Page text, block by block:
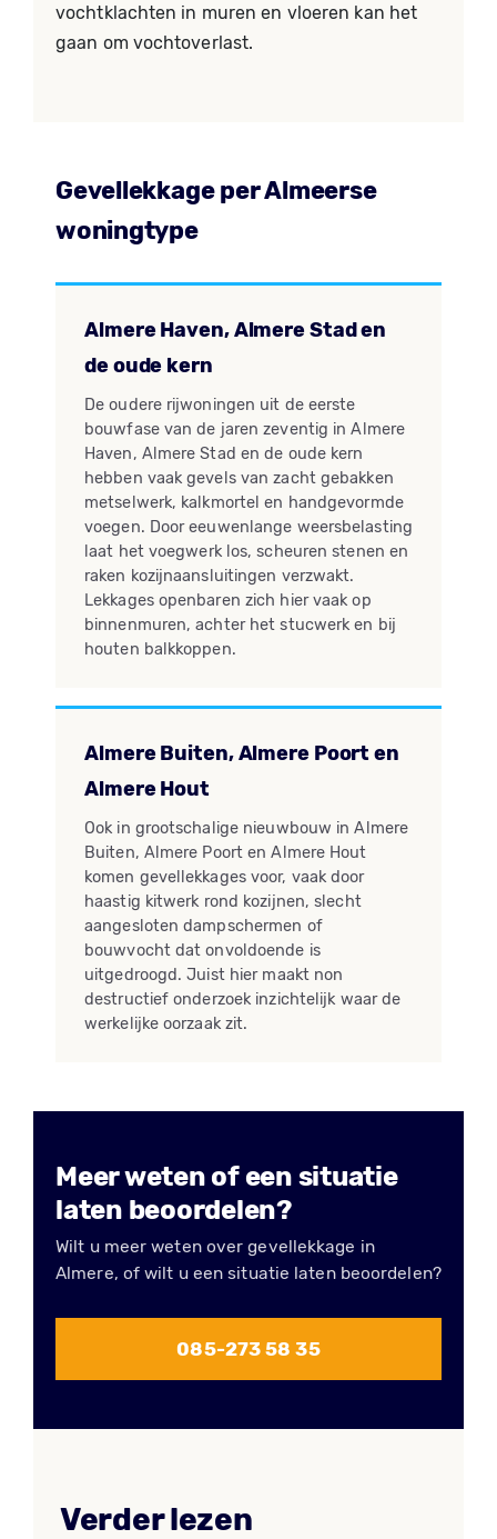
vochtklachten in muren en vloeren kan het
gaan om vochtoverlast.
Gevellekkage per Almeerse
woningtype
Almere Haven, Almere Stad en
de oude kern
De oudere rijwoningen uit de eerste
bouwfase van de jaren zeventig in Almere
Haven, Almere Stad en de oude kern
hebben vaak gevels van zacht gebakken
metselwerk, kalkmortel en handgevormde
voegen. Door eeuwenlange weersbelasting
laat het voegwerk los, scheuren stenen en
raken kozijnaansluitingen verzwakt.
Lekkages openbaren zich hier vaak op
binnenmuren, achter het stucwerk en bij
houten balkkoppen.
Almere Buiten, Almere Poort en
Almere Hout
Ook in grootschalige nieuwbouw in Almere
Buiten, Almere Poort en Almere Hout
komen gevellekkages voor, vaak door
haastig kitwerk rond kozijnen, slecht
aangesloten dampschermen of
bouwvocht dat onvoldoende is
uitgedroogd. Juist hier maakt non
destructief onderzoek inzichtelijk waar de
werkelijke oorzaak zit.
Meer weten of een situatie
laten beoordelen?
Wilt u meer weten over gevellekkage in
Almere, of wilt u een situatie laten beoordelen?
085-273 58 35
Verder lezen